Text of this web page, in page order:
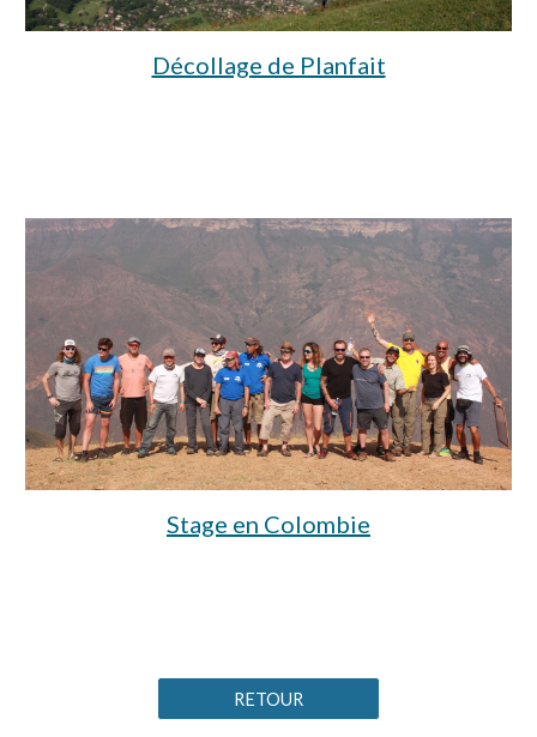
Décollage de Planfait
Stage en Colombie
RETOUR